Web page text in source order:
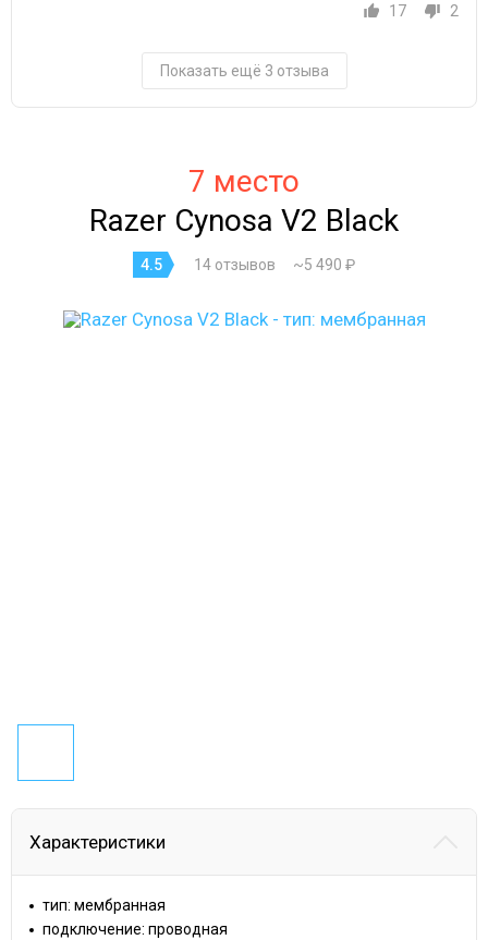
17
2
Показать ещё 3 отзыва
7 место
Razer Cynosa V2 Black
4.5 14 отзывов ~5 490 ₽
Характеристики
тип: мембранная
подключение: проводная